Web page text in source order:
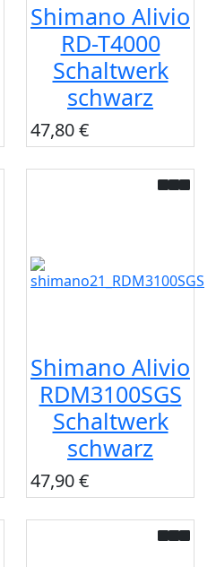
Shimano Alivio
RD-T4000
Schaltwerk
schwarz
47,80 €
Shimano Alivio
RDM3100SGS
Schaltwerk
schwarz
47,90 €